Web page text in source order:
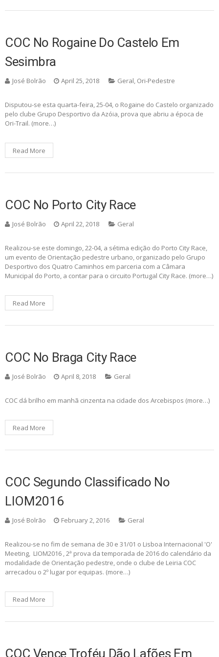
COC No Rogaine Do Castelo Em
Sesimbra
José Bolrão April 25, 2018 Geral, Ori-Pedestre
Disputou-se esta quarta-feira, 25-04, o Rogaine do Castelo organizado
pelo clube Grupo Desportivo da Azóia, prova que abriu a época de
Ori-Trail. (more…)
Read More
COC No Porto City Race
José Bolrão April 22, 2018 Geral
Realizou-se este domingo, 22-04, a sétima edição do Porto City Race,
um evento de Orientação pedestre urbano, organizado pelo Grupo
Desportivo dos Quatro Caminhos em parceria com a Câmara
Municipal do Porto, a contar para o circuito Portugal City Race. (more…)
Read More
COC No Braga City Race
José Bolrão April 8, 2018 Geral
COC dá brilho em manhã cinzenta na cidade dos Arcebispos (more…)
Read More
COC Segundo Classificado No
LIOM2016
José Bolrão February 2, 2016 Geral
Realizou-se no fim de semana de 30 e 31/01 o Lisboa Internacional 'O'
Meeting, LIOM2016 , 2ª prova da temporada de 2016 do calendário da
modalidade de Orientação pedestre, onde o clube de Leiria COC
arrecadou o 2º lugar por equipas. (more…)
Read More
COC Vence Troféu Dão Lafões Em